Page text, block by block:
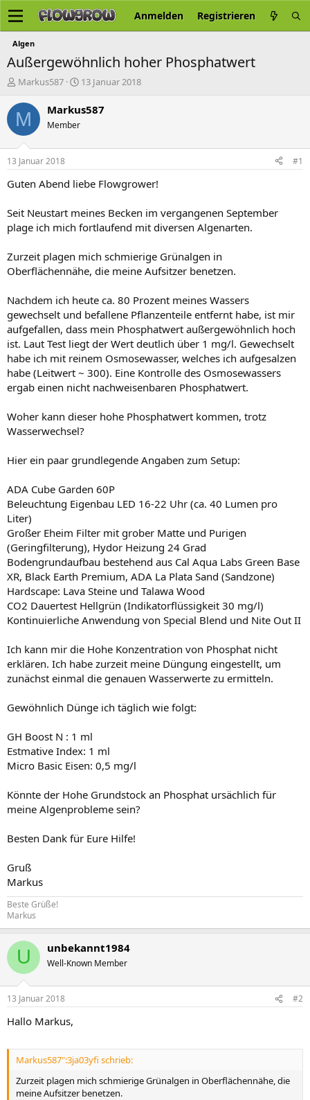
Anmelden Registrieren
Algen
Außergewöhnlich hoher Phosphatwert
E
s
t
e
r
Markus587
E
s
t
a
13 Januar 2018
M Markus587
Member
13 Januar 2018 #1
Guten Abend liebe Flowgrower!
Seit Neustart meines Becken im vergangenen September
plage ich mich fortlaufend mit diversen Algenarten.
Zurzeit plagen mich schmierige Grünalgen in
Oberflächennähe, die meine Aufsitzer benetzen.
Nachdem ich heute ca. 80 Prozent meines Wassers
gewechselt und befallene Pflanzenteile entfernt habe, ist mir
aufgefallen, dass mein Phosphatwert außergewöhnlich hoch
ist. Laut Test liegt der Wert deutlich über 1 mg/l. Gewechselt
habe ich mit reinem Osmosewasser, welches ich aufgesalzen
habe (Leitwert ~ 300). Eine Kontrolle des Osmosewassers
ergab einen nicht nachweisenbaren Phosphatwert.
Woher kann dieser hohe Phosphatwert kommen, trotz
Wasserwechsel?
Hier ein paar grundlegende Angaben zum Setup:
ADA Cube Garden 60P
Beleuchtung Eigenbau LED 16-22 Uhr (ca. 40 Lumen pro
Liter)
Großer Eheim Filter mit grober Matte und Purigen
(Geringfilterung), Hydor Heizung 24 Grad
Bodengrundaufbau bestehend aus Cal Aqua Labs Green Base
XR, Black Earth Premium, ADA La Plata Sand (Sandzone)
Hardscape: Lava Steine und Talawa Wood
CO2 Dauertest Hellgrün (Indikatorflüssigkeit 30 mg/l)
Kontinuierliche Anwendung von Special Blend und Nite Out II
Ich kann mir die Hohe Konzentration von Phosphat nicht
erklären. Ich habe zurzeit meine Düngung eingestellt, um
zunächst einmal die genauen Wasserwerte zu ermitteln.
Gewöhnlich Dünge ich täglich wie folgt:
GH Boost N : 1 ml
Estmative Index: 1 ml
Micro Basic Eisen: 0,5 mg/l
Könnte der Hohe Grundstock an Phosphat ursächlich für
meine Algenprobleme sein?
Besten Dank für Eure Hilfe!
Gruß
Markus
Beste Grüße!
Markus
U unbekannt1984
Well-Known Member
13 Januar 2018 #2
Hallo Markus,
Markus587":3ja03yfi schrieb:
Zurzeit plagen mich schmierige Grünalgen in Oberflächennähe, die
meine Aufsitzer benetzen.